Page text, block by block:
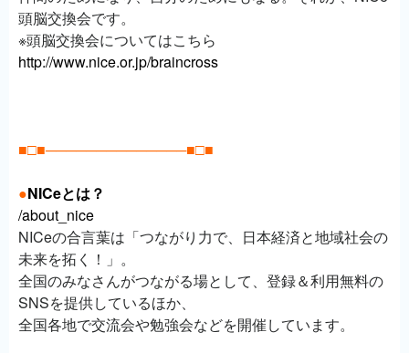
頭脳交換会です。
※頭脳交換会についてはこちら
http://www.nice.or.jp/braincross
■□■──────────────■□■
●NICeとは？
/about_nice
NICeの合言葉は「つながり力で、日本経済と地域社会の
未来を拓く！」。
全国のみなさんがつながる場として、登録＆利用無料の
SNSを提供しているほか、
全国各地で交流会や勉強会などを開催しています。